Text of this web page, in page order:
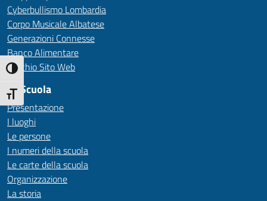
Attiva/disattiva alto contrasto
Attiva/disattiva dimensione testo
Cyberbullismo Lombardia
Corpo Musicale Albatese
Generazioni Connesse
Banco Alimentare
Vecchio Sito Web
La Scuola
Presentazione
I luoghi
Le persone
I numeri della scuola
Le carte della scuola
Organizzazione
La storia